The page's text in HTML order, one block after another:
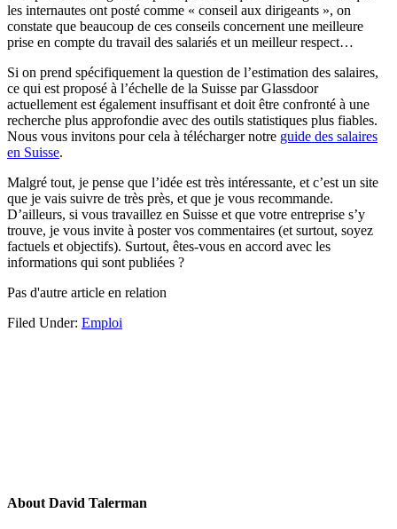
les internautes ont posté comme « conseil aux dirigeants », on
constate que beaucoup de ces conseils concernent une meilleure
prise en compte du travail des salariés et un meilleur respect…
Si on prend spécifiquement la question de l’estimation des salaires,
ce qui est proposé à l’échelle de la Suisse par Glassdoor
actuellement est également insuffisant et doit être confronté à une
recherche plus approfondie avec des outils statistiques plus fiables.
Nous vous invitons pour cela à télécharger notre guide des salaires
en Suisse.
Malgré tout, je pense que l’idée est très intéressante, et c’est un site
que je vais suivre de très près, et que je vous recommande.
D’ailleurs, si vous travaillez en Suisse et que votre entreprise s’y
trouve, je vous invite à poster vos commentaires (et surtout, soyez
factuels et objectifs). Surtout, êtes-vous en accord avec les
informations qui sont publiées ?
Pas d'autre article en relation
Filed Under: Emploi
About David Talerman